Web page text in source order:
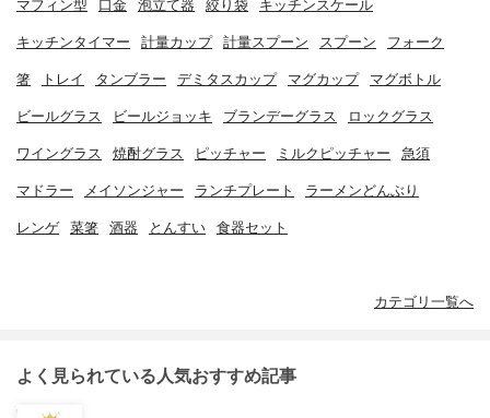
マフィン型 口金 泡立て器 絞り袋 キッチンスケール
キッチンタイマー 計量カップ 計量スプーン スプーン フォーク
箸 トレイ タンブラー デミタスカップ マグカップ マグボトル
ビールグラス ビールジョッキ ブランデーグラス ロックグラス
ワイングラス 焼酎グラス ピッチャー ミルクピッチャー 急須
マドラー メイソンジャー ランチプレート ラーメンどんぶり
レンゲ 菜箸 酒器 とんすい 食器セット
カテゴリ一覧へ
よく見られている人気おすすめ記事